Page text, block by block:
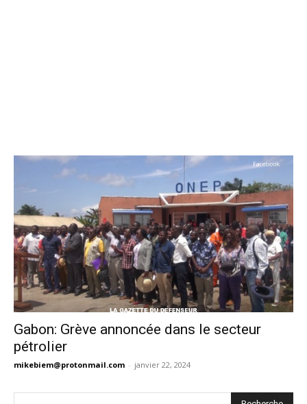
Gabon: Grève annoncée dans le secteur
pétrolier
mikebiem@protonmail.com - janvier 22, 2024